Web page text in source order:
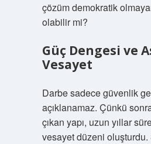
çözüm demokratik
olabilir mi?
Güç Dengesi ve
Vesayet
Darbe sadece güvenlik
açıklanamaz. Çünkü
çıkan yapı, uzun yıllar
vesayet düzeni